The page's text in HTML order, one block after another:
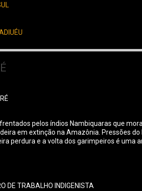
pelos índios Nambiquaras que
em extinção na Amazônia. Pressões
perdura e a volta dos garimpeiros é uma
DE TRABALHO INDIGENISTA